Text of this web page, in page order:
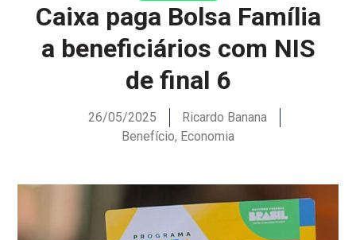
Caixa paga Bolsa Família
a beneficiários com NIS
de final 6
26/05/2025
Ricardo Banana
Benefício, Economia